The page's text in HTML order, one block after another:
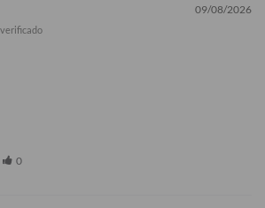
09/08/2026
0